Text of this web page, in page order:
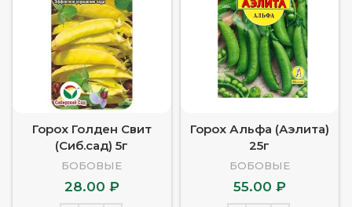
Горох Голден Свит
(Сиб.сад) 5г
БОБОВЫЕ
28.00 ₽
Горох Альфа (Аэлита)
25г
БОБОВЫЕ
55.00 ₽